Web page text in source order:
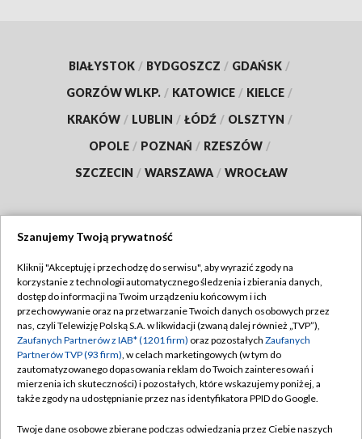
BIAŁYSTOK / BYDGOSZCZ / GDAŃSK /
GORZÓW WLKP. / KATOWICE / KIELCE /
KRAKÓW / LUBLIN / ŁÓDŹ / OLSZTYN /
OPOLE / POZNAŃ / RZESZÓW /
SZCZECIN / WARSZAWA / WROCŁAW
TVP
Abonament TVP
Emisja w TVP
Centrum informacji TVP
Naziemna Telewizja Cyfrowa
Regulamin TVP
Polityka prywatności
Moje zgody
Pomoc
Szanujemy Twoją prywatność
Kliknij "Akceptuję i przechodzę do serwisu", aby wyrazić zgody na
korzystanie z technologii automatycznego śledzenia i zbierania danych,
dostęp do informacji na Twoim urządzeniu końcowym i ich
przechowywanie oraz na przetwarzanie Twoich danych osobowych przez
nas, czyli Telewizję Polską S.A. w likwidacji (zwaną dalej również „TVP”),
Zaufanych Partnerów z IAB* (1201 firm) oraz pozostałych Zaufanych
Partnerów TVP (93 firm), w celach marketingowych (w tym do
zautomatyzowanego dopasowania reklam do Twoich zainteresowań i
mierzenia ich skuteczności) i pozostałych, które wskazujemy poniżej, a
także zgody na udostępnianie przez nas identyfikatora PPID do Google.
Twoje dane osobowe zbierane podczas odwiedzania przez Ciebie naszych